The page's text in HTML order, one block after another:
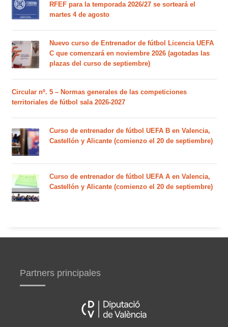
RFEF para la temporada 2026/27 se sorteará el
martes 4 de agosto
Nuevo curso de Entrenador de fútbol Licencia UEFA
C que comenzará en noviembre 2026 (agotadas las
plazas del curso de septiembre)
Circular nº. 5 – Normas generales de las competiciones
territoriales de fútbol sala 2026-2027
Curso de entrenador de fútbol UEFA B en Valencia,
Castellón y Alicante (comienzo el 20 de septiembre)
Curso de entrenador de fútbol UEFA A en Valencia,
Castellón y Alicante (comienzo el 20 de septiembre)
Partners principales